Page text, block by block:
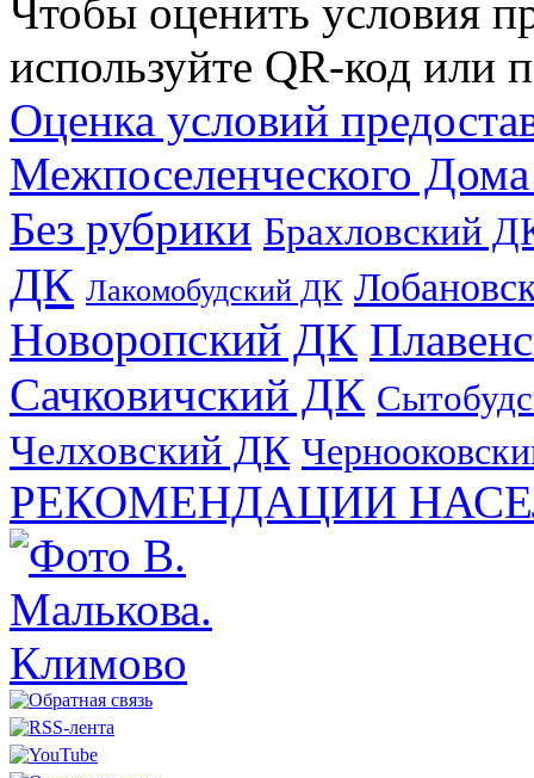
Чтобы оценить условия
используйте QR-код или
Оценка условий
Межпоселенческого
Без рубрики Брахловский
ДК Лакомобудский ДК
Новоропский ДК
Сачковичский ДК
Челховский ДК
РЕКОМЕНДАЦИИ